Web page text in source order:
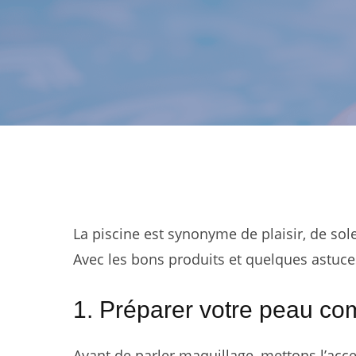
La piscine est synonyme de plaisir, de
Avec les bons produits et quelques
1. Préparer votre peau